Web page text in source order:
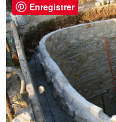
Enregistrer